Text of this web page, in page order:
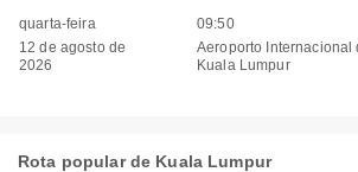
quarta-feira
12 de agosto de
2026
09:50
Aeroporto Internacional
Kuala Lumpur
Rota popular de Kuala Lumpur